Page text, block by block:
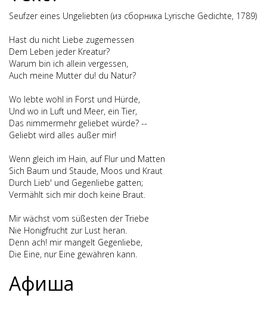
Seufzer eines Ungeliebten (из сборника Lyrische Gedichte, 1789)
Hast du nicht Liebe zugemessen
Dem Leben jeder Kreatur?
Warum bin ich allein vergessen,
Auch meine Mutter du! du Natur?
Wo lebte wohl in Forst und Hürde,
Und wo in Luft und Meer, ein Tier,
Das nimmermehr geliebet würde? --
Geliebt wird alles außer mir!
Wenn gleich im Hain, auf Flur und Matten
Sich Baum und Staude, Moos und Kraut
Durch Lieb' und Gegenliebe gatten;
Vermählt sich mir doch keine Braut.
Mir wächst vom süßesten der Triebe
Nie Honigfrucht zur Lust heran.
Denn ach! mir mangelt Gegenliebe,
Die Eine, nur Eine gewähren kann.
Афиша